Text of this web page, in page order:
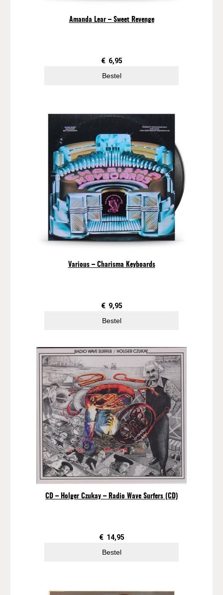
Amanda Lear – Sweet Revenge
€ 6,95
Bestel
Various – Charisma Keyboards
€ 9,95
Bestel
CD – Holger Czukay – Radio Wave Surfers (CD)
€ 14,95
Bestel